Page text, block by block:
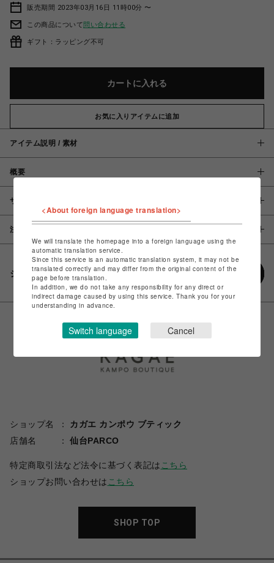
販売期間 2023年03月16日 11時00分 〜
この商品について問い合わせる
ギフト：ラッピング不可
カートに入れる
お気に入りアイテムに追加
アイテム説明 / 素材
概要
サイズ
注意事項
シェアする
ショップ名
カガエ カンポウ ブティック
店舗名
仙台PARCO
特定商取引法など法令に基づく表記は こちら
ショップお問い合わせは こちら
SHOP TOP
<About foreign language translation>
We will translate the homepage into a foreign language using the
automatic translation service.
Since this service is an automatic translation system, it may not be
translated correctly and may differ from the original content of the
page before translation.
In addition, we do not take any responsibility for any direct or
indirect damage caused by using this service. Thank you for your
understanding in advance.
Switch language Cancel